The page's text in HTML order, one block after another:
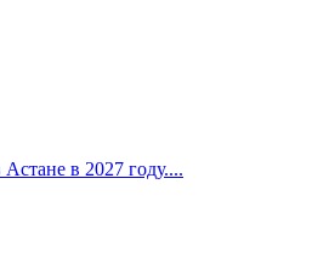
в 2027 году....